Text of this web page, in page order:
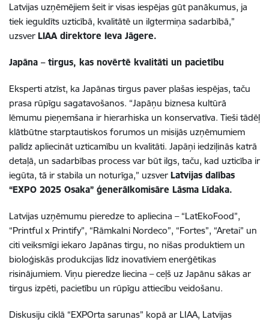
Latvijas uzņēmējiem šeit ir visas iespējas gūt panākumus, ja
tiek ieguldīts uzticībā, kvalitātē un ilgtermiņa sadarbībā,”
uzsver LIAA direktore Ieva Jāgere.
Japāna – tirgus, kas novērtē kvalitāti un pacietību
Eksperti atzīst, ka Japānas tirgus paver plašas iespējas, taču
prasa rūpīgu sagatavošanos. “Japāņu biznesa kultūrā
lēmumu pieņemšana ir hierarhiska un konservatīva. Tieši tādēļ
klātbūtne starptautiskos forumos un misijās uzņēmumiem
palīdz apliecināt uzticamību un kvalitāti. Japāņi iedziļinās katrā
detaļā, un sadarbības process var būt ilgs, taču, kad uzticība ir
iegūta, tā ir stabila un noturīga,” uzsver Latvijas dalības
“EXPO 2025 Osaka” ģenerālkomisāre Lāsma Līdaka.
Latvijas uzņēmumu pieredze to apliecina – “LatEkoFood”,
“Printful x Printify”, “Rāmkalni Nordeco”, “Fortes”, “Aretai” un
citi veiksmīgi iekaro Japānas tirgu, no nišas produktiem un
bioloģiskās produkcijas līdz inovatīviem enerģētikas
risinājumiem. Viņu pieredze liecina – ceļš uz Japānu sākas ar
tirgus izpēti, pacietību un rūpīgu attiecību veidošanu.
Diskusiju ciklā “EXPOrta sarunas” kopā ar LIAA, Latvijas